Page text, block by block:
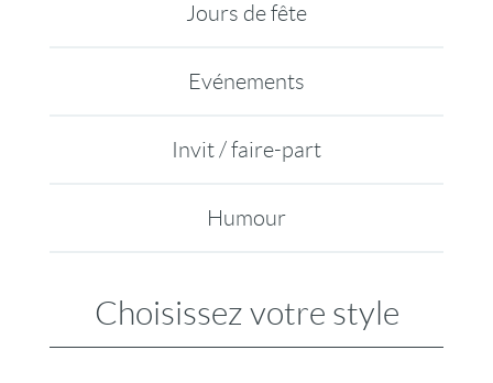
Jours de fête
Evénements
Invit / faire-part
Humour
Choisissez votre style